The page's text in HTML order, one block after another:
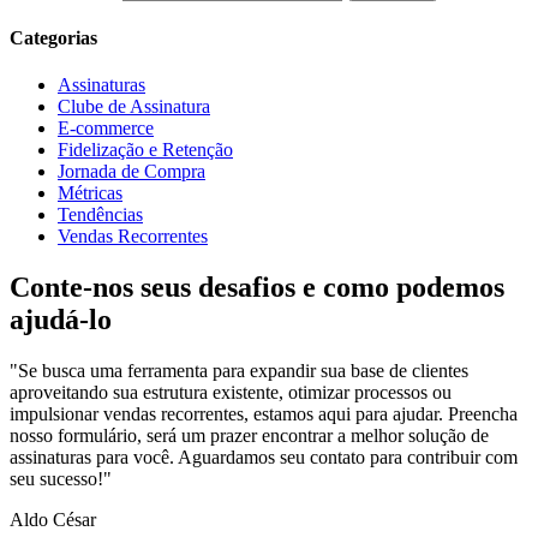
Categorias
Assinaturas
Clube de Assinatura
E-commerce
Fidelização e Retenção
Jornada de Compra
Métricas
Tendências
Vendas Recorrentes
Conte-nos seus desafios e como podemos
ajudá-lo
"Se busca uma ferramenta para expandir sua base de clientes
aproveitando sua estrutura existente, otimizar processos ou
impulsionar vendas recorrentes, estamos aqui para ajudar. Preencha
nosso formulário, será um prazer encontrar a melhor solução de
assinaturas para você. Aguardamos seu contato para contribuir com
seu sucesso!"
Aldo César